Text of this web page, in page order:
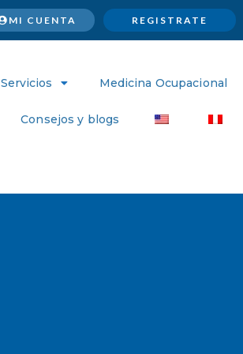
MI CUENTA REGISTRATE
Servicios Medicina Ocupacional
Consejos y blogs